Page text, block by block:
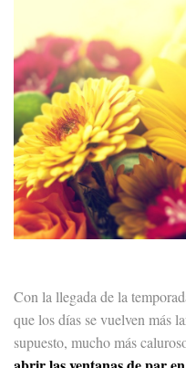
Con la llegada de la
que los días se vuelven más
supuesto, mucho más